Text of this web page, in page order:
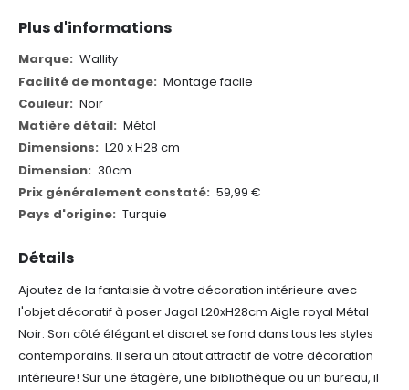
Détails
Ajoutez de la fantaisie à votre décoration intérieure avec
l'objet décoratif à poser Jagal L20xH28cm Aigle royal Métal
Noir. Son côté élégant et discret se fond dans tous les styles
contemporains. Il sera un atout attractif de votre décoration
intérieure! Sur une étagère, une bibliothèque ou un bureau, il
Plus d'informations
Plus
d'informations
Wallity
Montage facile
Noir
Métal
L20 x H28 cm
30cm
59,99 €
Turquie